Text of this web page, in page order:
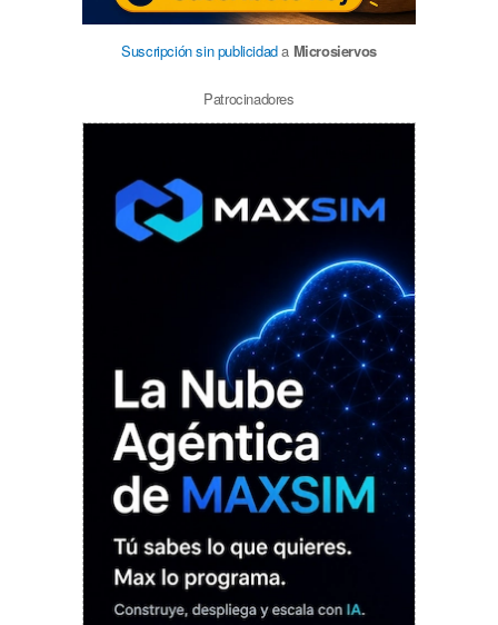
Suscripción sin publicidada Microsiervos
Patrocinadores